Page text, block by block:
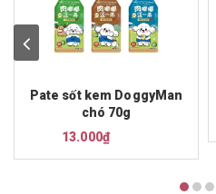
Pate sốt kem DoggyMan
chó 70g
13.000₫